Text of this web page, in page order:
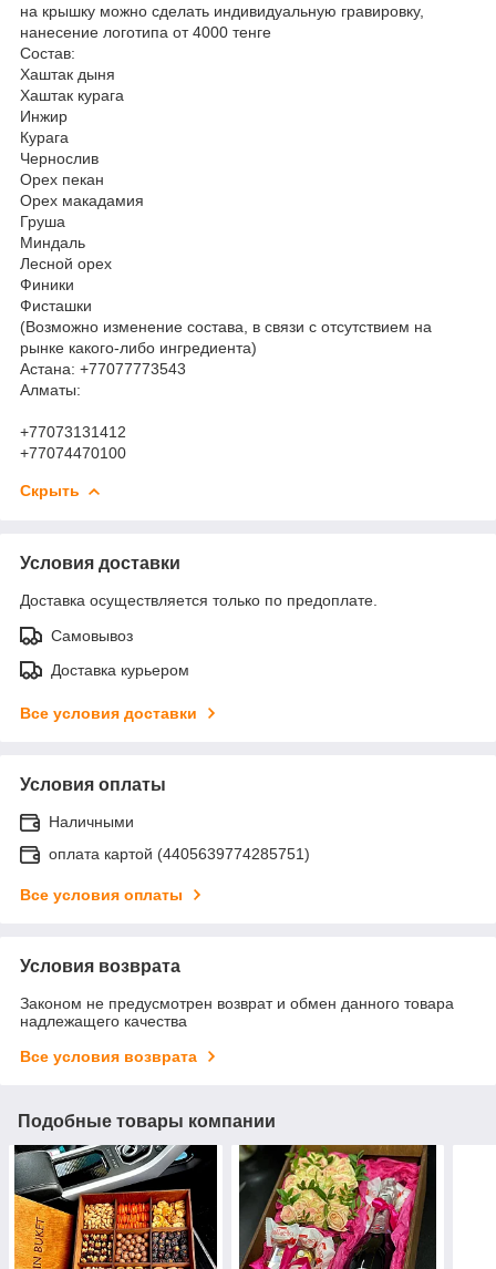
на крышку можно сделать индивидуальную гравировку,
нанесение логотипа от 4000 тенге
Состав:
Хаштак дыня
Хаштак курага
Инжир
Курага
Чернослив
Орех пекан
Орех макадамия
Груша
Миндаль
Лесной орех
Финики
Фисташки
(Возможно изменение состава, в связи с отсутствием на
рынке какого-либо ингредиента)
Астана: +77077773543
Алматы:
+77073131412
+77074470100
Скрыть
Условия доставки
Доставка осуществляется только по предоплате.
Самовывоз
Доставка курьером
Все условия доставки
Условия оплаты
Наличными
оплата картой (4405639774285751)
Все условия оплаты
Условия возврата
Законом не предусмотрен возврат и обмен данного товара
надлежащего качества
Все условия возврата
Подобные товары компании